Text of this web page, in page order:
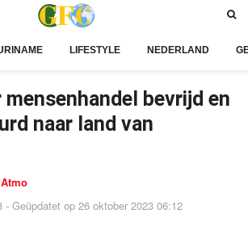
LIFESTYLE NEDERLAND
bevrijd en
naar land van
- Geüpdatet op 26 oktober 2023 06:12